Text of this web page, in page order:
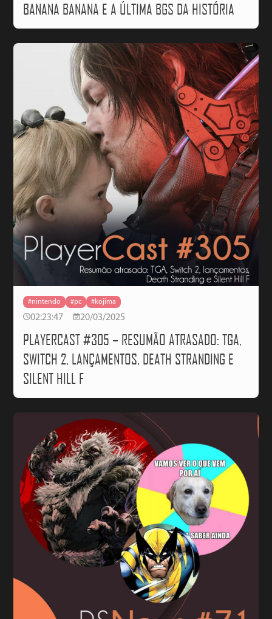
BANANA BANANA E A ÚLTIMA BGS DA HISTÓRIA
#nintendo #pc #kojima
02:23:47 20/03/2025
PLAYERCAST #305 – RESUMÃO ATRASADO: TGA,
SWITCH 2, LANÇAMENTOS, DEATH STRANDING E
SILENT HILL F